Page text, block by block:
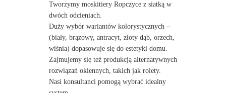
Tworzymy moskitiery Ropczyce z siatką w
dwóch odcieniach.
Duży wybór wariantów kolorystycznych –
(biały, brązowy, antracyt, złoty dąb, orzech,
wiśnia) dopasowuje się do estetyki domu.
Zajmujemy się też produkcją alternatywnych
rozwiązań okiennych, takich jak rolety.
Nasi konsultanci pomogą wybrać idealny